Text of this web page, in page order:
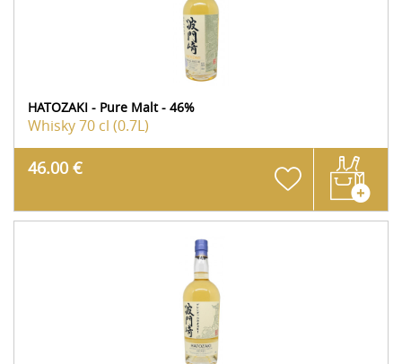
HATOZAKI - Pure Malt - 46%
Whisky70 cl (0.7L)
46.00 €